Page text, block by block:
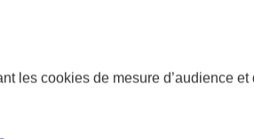
les cookies de mesure d’audience